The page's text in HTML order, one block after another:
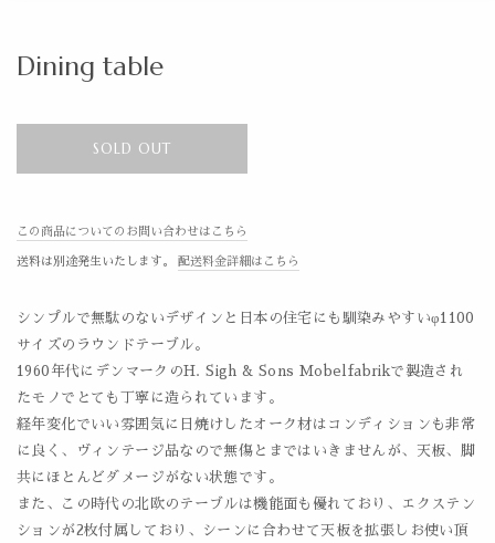
Dining table
SOLD OUT
この商品についてのお問い合わせはこちら
送料は別途発生いたします。 配送料金詳細はこちら
シンプルで無駄のないデザインと日本の住宅にも馴染みやすいφ1100
サイズのラウンドテーブル。
1960年代にデンマークのH. Sigh & Sons Mobelfabrikで製造され
たモノでとても丁寧に造られています。
経年変化でいい雰囲気に日焼けしたオーク材はコンディションも非常
に良く、ヴィンテージ品なので無傷とまではいきませんが、
天板、脚
共にほとんどダメージがない状態です。
また、この時代の北欧のテーブルは機能面も優れており、エクステン
ションが2枚付属しており、シーンに合わせて天板を拡張しお使い頂